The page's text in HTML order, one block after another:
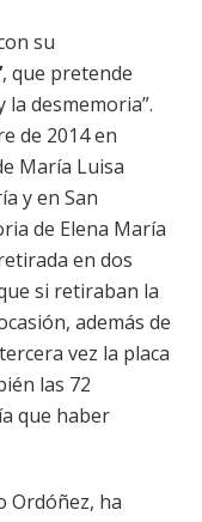
su
, que pretende
la desmemoria”.
de 2014 en
María Luisa
y en San
de Elena María
en dos
si retiraban la
además de
vez la placa
las 72
que haber
Ordóñez, ha